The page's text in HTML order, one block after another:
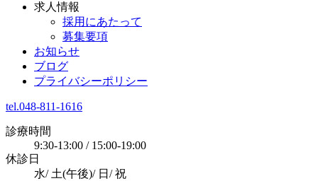
求人情報
採用にあたって
募集要項
お知らせ
ブログ
プライバシーポリシー
tel.048-811-1616
診療時間
9:30-13:00 / 15:00-19:00
休診日
水/ 土(午後)/ 日/ 祝